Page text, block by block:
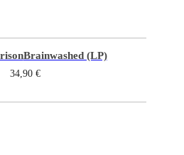
Brainwashed (LP)
34,90 €